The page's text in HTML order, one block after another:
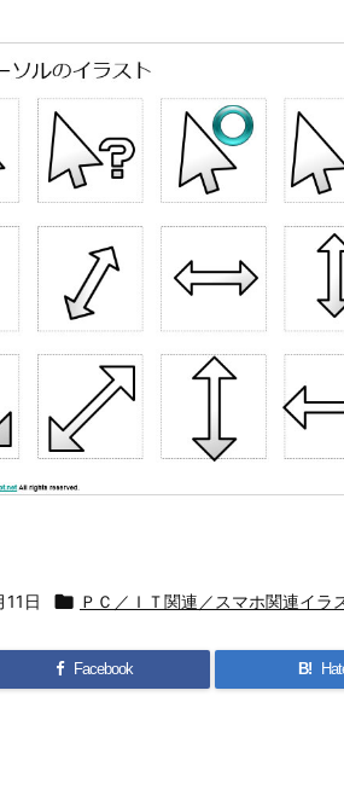
日  ＰＣ／ＩＴ関連／スマホ関連イラ
Facebook B!